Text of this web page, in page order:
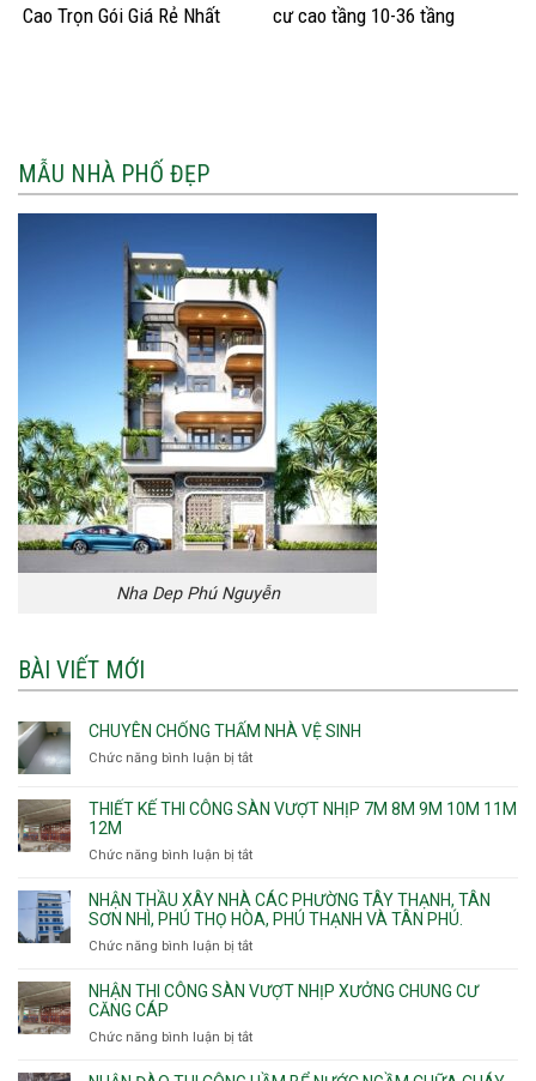
Cao Trọn Gói Giá Rẻ Nhất
cư cao tầng 10-36 tầng
MẪU NHÀ PHỐ ĐẸP
Nha Dep Phú Nguyễn
BÀI VIẾT MỚI
CHUYÊN CHỐNG THẤM NHÀ VỆ SINH
Chức năng bình luận bị tắt
chống
thấm
THIẾT KẾ THI CÔNG SÀN VƯỢT NHỊP 7M 8M 9M 10M 11M
12M
Chức năng bình luận bị tắt
kế
thi
nhịp
NHẬN THẦU XÂY NHÀ CÁC PHƯỜNG TÂY THẠNH, TÂN
SƠN NHÌ, PHÚ THỌ HÒA, PHÚ THẠNH VÀ TÂN PHÚ.
Chức năng bình luận bị tắt
thầu
phường
NHẬN THI CÔNG SÀN VƯỢT NHỊP XƯỞNG CHUNG CƯ
CĂNG CÁP
Chức năng bình luận bị tắt